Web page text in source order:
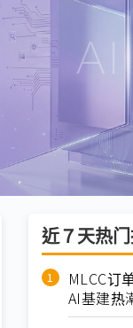
近７天热
MLCC订
AI基建热